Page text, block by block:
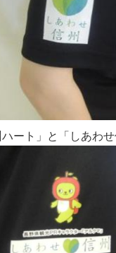
ート」と「しあわせ